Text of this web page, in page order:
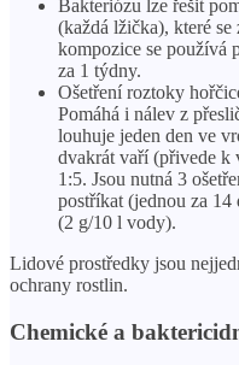
Bakteriózu lze řešit
(každá lžička), které
kompozice se používá
za 1 týdny.
Ošetření roztoky
Pomáhá i nálev z
louhuje jeden den ve
dvakrát vaří (přivede k
1:5. Jsou nutná 3
postříkat (jednou za 14
(2 g/10 l vody).
Lidové prostředky jsou
ochrany rostlin.
Chemické a